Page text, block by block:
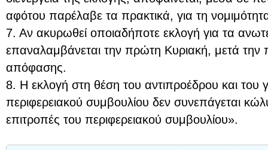
αφότου παρέλαβε τα πρακτικά, για τη
7. Αν ακυρωθεί οποιαδήποτε εκλογή για τα
επαναλαμβάνεται την πρώτη Κυριακή, μετά την
απόφασης.
8. Η εκλογή στη θέση του αντιπροέδρου και του
περιφερειακού συμβουλίου δεν συνεπάγεται
επιτροπές του περιφερειακού συμβουλίου».